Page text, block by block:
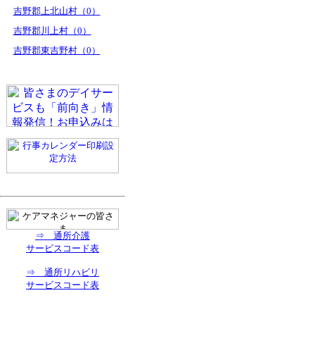
吉野郡上北山村（0）
吉野郡川上村（0）
吉野郡東吉野村（0）
⇒ 通所介護
サービスコード表
⇒ 通所リハビリ
サービスコード表